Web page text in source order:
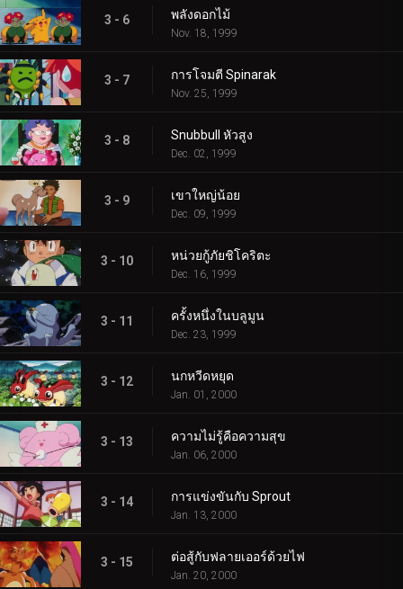
3 - 6 พลังดอกไม้
Nov. 18, 1999
3 - 7 การโจมตี Spinarak
Nov. 25, 1999
3 - 8 Snubbull หัวสูง
Dec. 02, 1999
3 - 9 เขาใหญ่น้อย
Dec. 09, 1999
3 - 10 หน่วยกู้ภัยชิโคริตะ
Dec. 16, 1999
3 - 11 ครั้งหนึ่งในบลูมูน
Dec. 23, 1999
3 - 12 นกหวีดหยุด
Jan. 01, 2000
3 - 13 ความไม่รู้คือความสุข
Jan. 06, 2000
3 - 14 การแข่งขันกับ Sprout
Jan. 13, 2000
3 - 15 ต่อสู้กับฟลายเออร์ด้วยไฟ
Jan. 20, 2000